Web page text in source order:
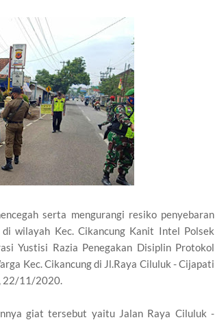
serta mengurangi resiko penyebaran
wilayah Kec. Cikancung Kanit Intel Polsek
Yustisi Razia Penegakan Disiplin Protokol
Kec. Cikancung di Jl.Raya Ciluluk - Cijapati
22/11/2020.
giat tersebut yaitu Jalan Raya Ciluluk -